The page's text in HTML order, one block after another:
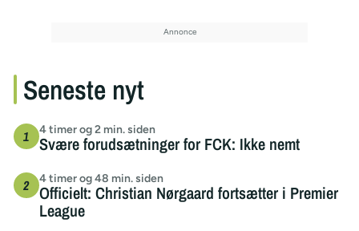
Seneste nyt
4 timer og 2 min. siden
Svære forudsætninger for FCK: Ikke nemt
4 timer og 48 min. siden
Officielt: Christian Nørgaard fortsætter i Premier
League